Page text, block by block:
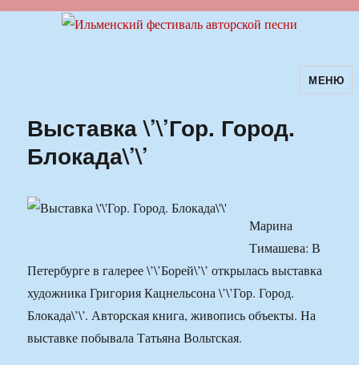
Ильменский фестиваль авторскойМЕНЮ
Выставка \’\’Гор. Город.
Блокада\’\’
Марина
Тимашева: В
Петербурге в галерее \’\’Борей\’\’ открылась выставка
художника Григория Кацнельсона \’\’Гор. Город.
Блокада\’\’. Авторская книга, живопись объекты. На
выставке побывала Татьяна Вольтская.